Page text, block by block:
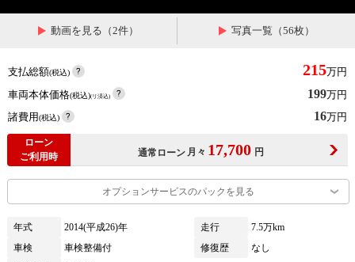
動画を見る（2件） 写真一覧（56枚）
支払総額(税込) 215万円
車両本体価格(税込)(リ済込) 199万円
諸費用(税込) 16万円
ローン
ご利用時
通常ローン 月々 17,700 円
オプションサービスのパックを見る
年式 2014(平成26)年 走行
7.5万km
車検
車検整備付 修復歴
なし